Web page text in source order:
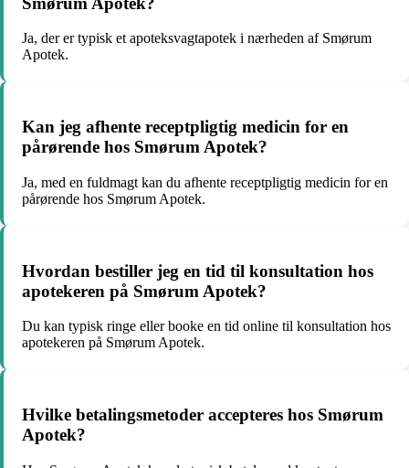
Ja, der er typisk et apoteksvagtapotek i nærheden af Smørum
Apotek.
Kan jeg afhente receptpligtig medicin for en
pårørende hos Smørum Apotek?
Ja, med en fuldmagt kan du afhente receptpligtig medicin for en
pårørende hos Smørum Apotek.
Hvordan bestiller jeg en tid til konsultation hos
apotekeren på Smørum Apotek?
Du kan typisk ringe eller booke en tid online til konsultation hos
apotekeren på Smørum Apotek.
Hvilke betalingsmetoder accepteres hos Smørum
Apotek?